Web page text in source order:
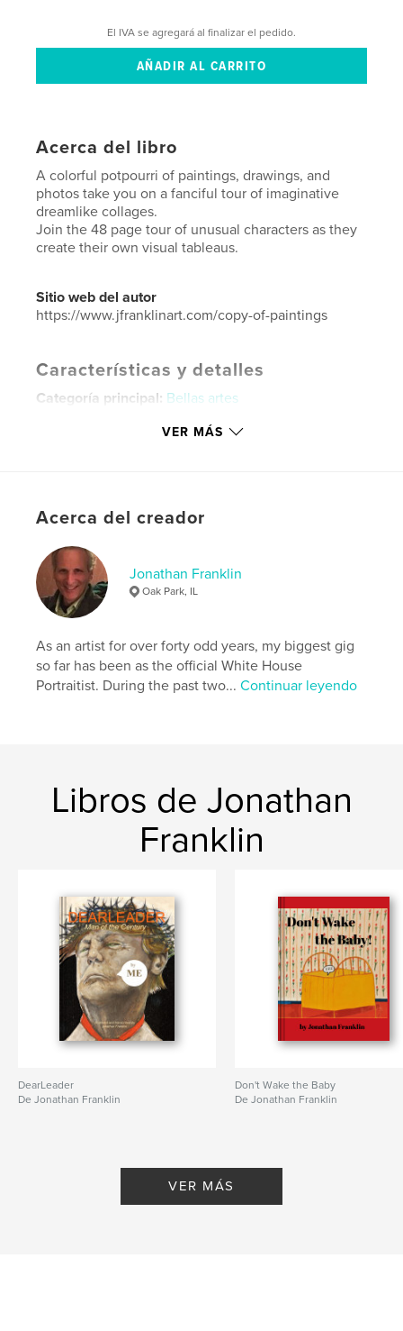
El IVA se agregará al finalizar el pedido.
Acerca del libro
A colorful potpourri of paintings, drawings, and
photos take you on a fanciful tour of imaginative
dreamlike collages.
Join the 48 page tour of unusual characters as they
create their own visual tableaus.
Sitio web del autor
https://www.jfranklinart.com/copy-of-paintings
Características y detalles
Categoría principal: Bellas artes
Categorías adicionales Fotografía artística
Fecha de publicación:jun. 28, 2020
Idioma
Palabras clave
performers , art ,
VER MÁS
Acerca del creador
Jonathan Franklin
Oak Park, IL
As an artist for over forty odd years, my biggest gig
so far has been as the official White House
Portraitist. During the past two...Continuar leyendo
Libros de Jonathan
Franklin
DearLeader
De Jonathan Franklin
Don't Wake the Baby
De Jonathan Franklin
VER MÁS